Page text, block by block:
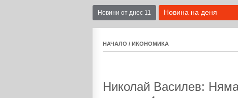
Новини от днес 11 Новина на деня
НАЧАЛО / ИКОНОМИКА
Николай Василев: